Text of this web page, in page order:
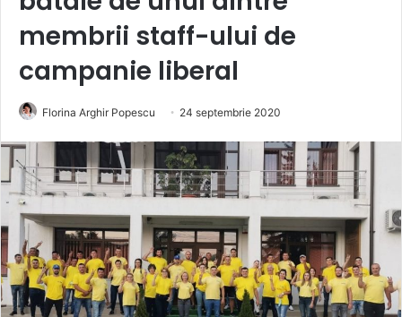
membrii staff-ului de
campanie liberal
Florina Arghir Popescu 24 septembrie 2020